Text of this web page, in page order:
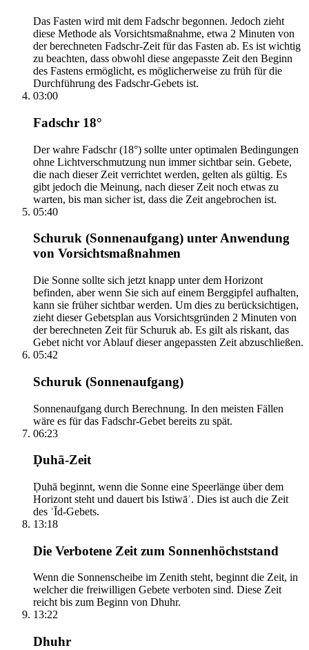
Das Fasten wird mit dem Fadschr begonnen. Jedoch zieht
diese Methode als Vorsichtsmaßnahme, etwa 2 Minuten von
der berechneten Fadschr-Zeit für das Fasten ab. Es ist wichtig
zu beachten, dass obwohl diese angepasste Zeit den Beginn
des Fastens ermöglicht, es möglicherweise zu früh für die
Durchführung des Fadschr-Gebets ist.
03:00
Fadschr 18°
Der wahre Fadschr (18°) sollte unter optimalen Bedingungen
ohne Lichtverschmutzung nun immer sichtbar sein. Gebete,
die nach dieser Zeit verrichtet werden, gelten als gültig. Es
gibt jedoch die Meinung, nach dieser Zeit noch etwas zu
warten, bis man sicher ist, dass die Zeit angebrochen ist.
05:40
Schuruk (Sonnenaufgang) unter Anwendung
von Vorsichtsmaßnahmen
Die Sonne sollte sich jetzt knapp unter dem Horizont
befinden, aber wenn Sie sich auf einem Berggipfel aufhalten,
kann sie früher sichtbar werden. Um dies zu berücksichtigen,
zieht dieser Gebetsplan aus Vorsichtsgründen 2 Minuten von
der berechneten Zeit für Schuruk ab. Es gilt als riskant, das
Gebet nicht vor Ablauf dieser angepassten Zeit abzuschließen.
05:42
Schuruk (Sonnenaufgang)
Sonnenaufgang durch Berechnung. In den meisten Fällen
wäre es für das Fadschr-Gebet bereits zu spät.
06:23
Ḍuhā-Zeit
Ḍuhā beginnt, wenn die Sonne eine Speerlänge über dem
Horizont steht und dauert bis Istiwāʾ. Dies ist auch die Zeit
des ʿĪd-Gebets.
13:18
Die Verbotene Zeit zum Sonnenhöchststand
Wenn die Sonnenscheibe im Zenith steht, beginnt die Zeit, in
welcher die freiwilligen Gebete verboten sind. Diese Zeit
reicht bis zum Beginn von Dhuhr.
13:22
Dhuhr